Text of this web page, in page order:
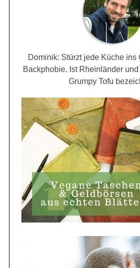
Dominik: Stürzt jede Küche ins
Backphobie. Ist Rheinländer
Grumpy Tofu